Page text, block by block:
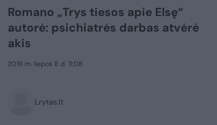
Romano „Trys tiesos apie Elsę“
autorė: psichiatrės darbas atvėrė
akis
2019 m. liepos 8 d. 11:08
Lrytas.lt